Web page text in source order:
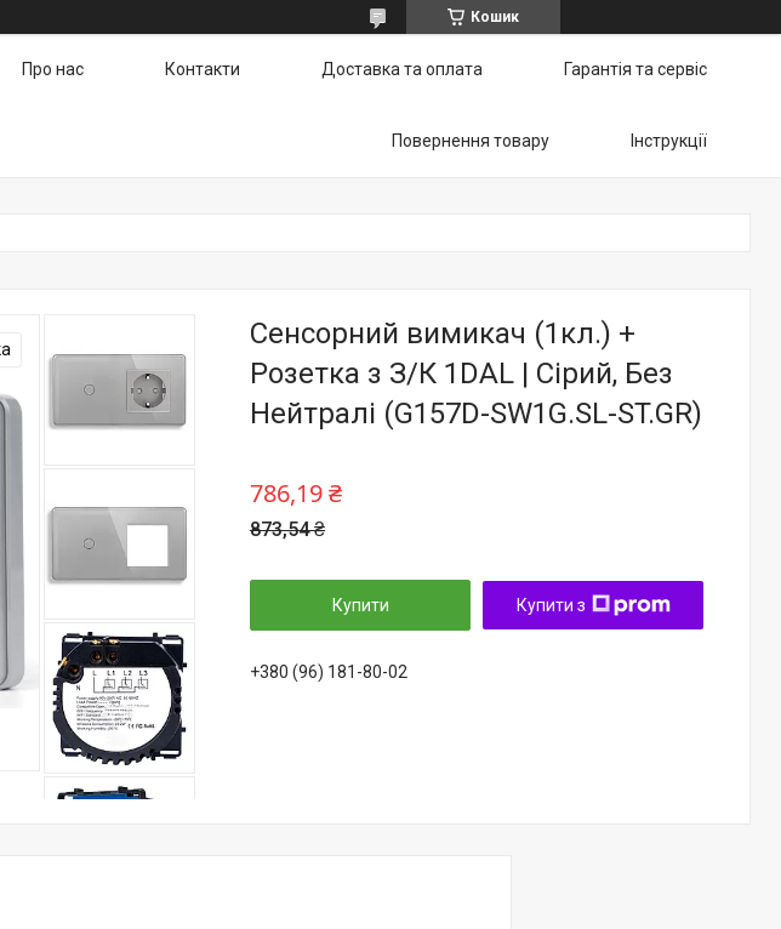
Кошик
Про нас Контакти Доставка та оплата Гарантія та сервіс
Повернення товару Інструкції
Сенсорний вимикач (1кл.) +
Розетка з З/К 1DAL | Сірий, Без
Нейтралі (G157D-SW1G.SL-ST.GR)
873,54 ₴
786,19 ₴
Купити Купити з
+380 (96) 181-80-02